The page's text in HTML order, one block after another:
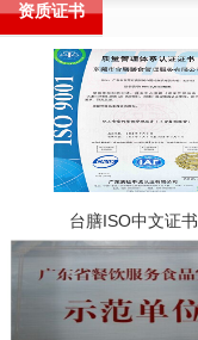
资质证书
台膳ISO中文证书